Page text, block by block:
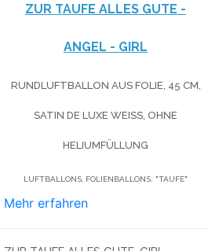
ZUR TAUFE ALLES GUTE -
ANGEL - GIRL
RUNDLUFTBALLON AUS FOLIE, 45 CM,
SATIN DE LUXE WEISS, OHNE H
ELIUMFÜLLUNG
LUFTBALLONS, FOLIENBALLONS: "TAUFE"
Mehr erfahren